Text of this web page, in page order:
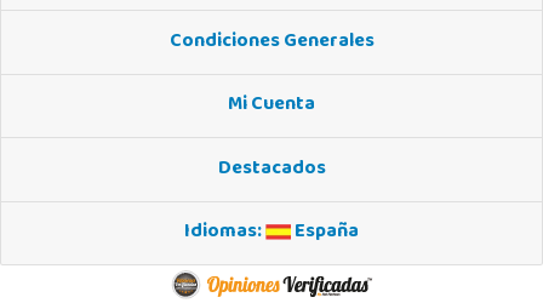
Condiciones Generales
Mi Cuenta
Destacados
Idiomas:
España